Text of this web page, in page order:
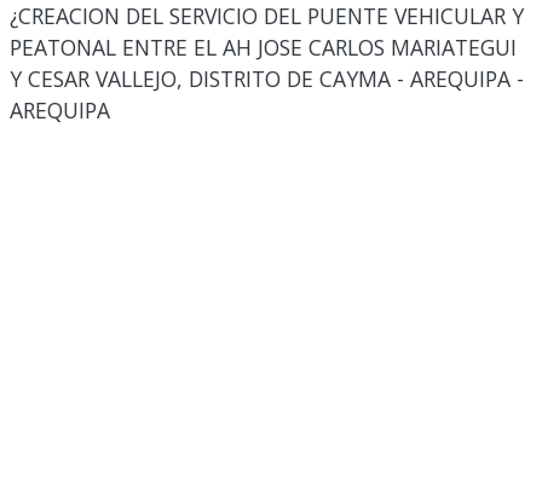
¿CREACION DEL SERVICIO DEL PUENTE VEHICULAR Y
PEATONAL ENTRE EL AH JOSE CARLOS MARIATEGUI
Y CESAR VALLEJO, DISTRITO DE CAYMA - AREQUIPA -
AREQUIPA